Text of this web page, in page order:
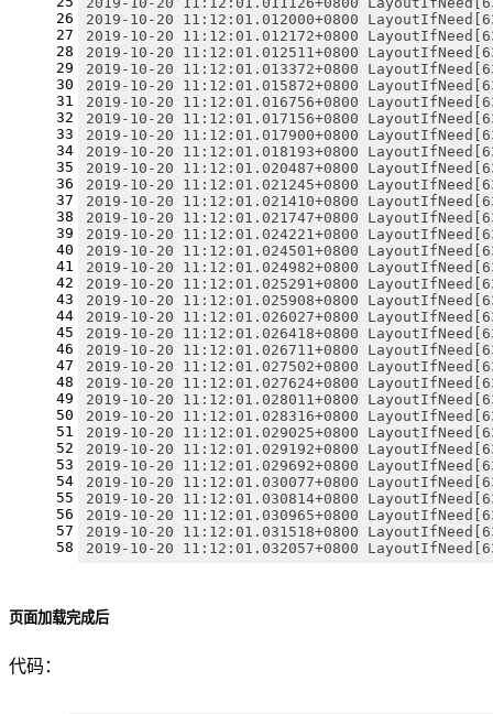
26
27
28
29
30
31
32
33
34
35
36
37
38
39
40
41
42
43
44
45
46
47
48
49
50
51
52
53
54
55
56
57
58
2019-10-20 11:12:01.012000+0800
2019-10-20 11:12:01.012172+0800
2019-10-20 11:12:01.012511+0800
2019-10-20 11:12:01.013372+0800
2019-10-20 11:12:01.015872+0800
2019-10-20 11:12:01.016756+0800
2019-10-20 11:12:01.017156+0800
2019-10-20 11:12:01.017900+0800
2019-10-20 11:12:01.018193+0800
2019-10-20 11:12:01.020487+0800
2019-10-20 11:12:01.021245+0800
2019-10-20 11:12:01.021410+0800
2019-10-20 11:12:01.021747+0800
2019-10-20 11:12:01.024221+0800
2019-10-20 11:12:01.024501+0800
2019-10-20 11:12:01.024982+0800
2019-10-20 11:12:01.025291+0800
2019-10-20 11:12:01.025908+0800
2019-10-20 11:12:01.026027+0800
2019-10-20 11:12:01.026418+0800
2019-10-20 11:12:01.026711+0800
2019-10-20 11:12:01.027502+0800
2019-10-20 11:12:01.027624+0800
2019-10-20 11:12:01.028011+0800
2019-10-20 11:12:01.028316+0800
2019-10-20 11:12:01.029025+0800
2019-10-20 11:12:01.029192+0800
2019-10-20 11:12:01.029692+0800
2019-10-20 11:12:01.030077+0800
2019-10-20 11:12:01.030814+0800
2019-10-20 11:12:01.030965+0800
2019-10-20 11:12:01.031518+0800
2019-10-20 11:12:01.032057+0800
页面加载完成后
代码：